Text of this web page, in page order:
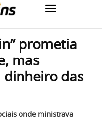
prometia
mas
dinheiro das
onde ministrava